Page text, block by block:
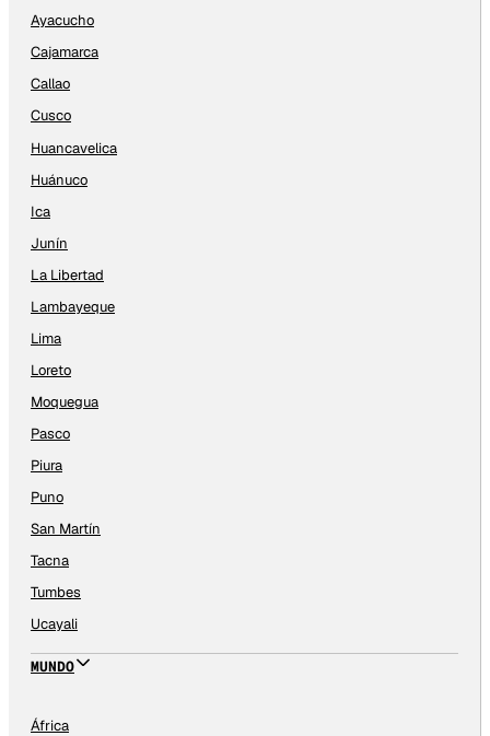
Ayacucho
Cajamarca
Callao
Cusco
Huancavelica
Huánuco
Ica
Junín
La Libertad
Lambayeque
Lima
Loreto
Moquegua
Pasco
Piura
Puno
San Martín
Tacna
Tumbes
Ucayali
MUNDO
África